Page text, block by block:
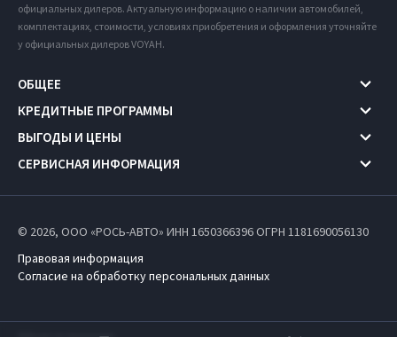
официальных дилеров. Актуальную информацию о наличии автомобилей,
комплектациях, стоимости, условиях приобретения и оформления уточняйте
у официальных дилеров VOYAH.
ОБЩЕЕ
КРЕДИТНЫЕ ПРОГРАММЫ
ВЫГОДЫ И ЦЕНЫ
СЕРВИСНАЯ ИНФОРМАЦИЯ
© 2026, ООО «РОСЬ-АВТО» ИНН 1650366396ОГРН 1181690056130
Правовая информация
Согласие на обработку персональных данных